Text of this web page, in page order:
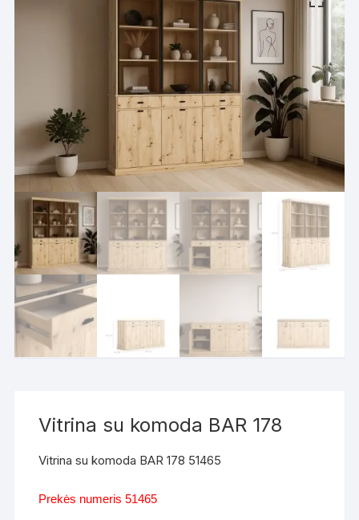
Vitrina su komoda BAR 178
Vitrina su komoda BAR 178 51465
Prekės numeris 51465